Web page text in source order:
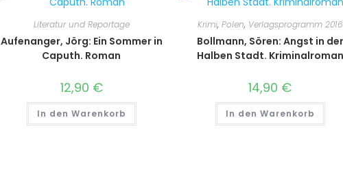
Literatur und Reportage
Aufenanger, Jörg: Ein Sommer in
Caputh. Roman
12,90 €
In den Warenkorb
Krimi, Polen, Verlagsprogramm 2016
Bollmann, Sören: Angst in der
Halben Stadt. Kriminalroman
14,90 €
In den Warenkorb